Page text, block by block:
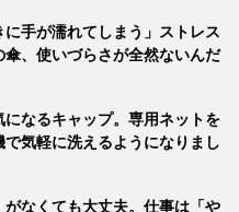
に手が濡れてしまう」ストレス
傘、使いづらさが全然ないんだ
になるキャップ。専用ネットを
気軽に洗えるようになりまし
がなくても大丈夫。仕事は「や